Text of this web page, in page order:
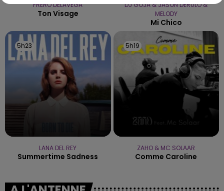
FRERO DELAVEGA
Ton Visage
DJ GOJA & JASON DERULO &
MELODY
Mi Chico
5h23
5h23
LANA DEL REY
Summertime Sadness
5h19
5h19
ZAHO & MC SOLAAR
Comme Caroline